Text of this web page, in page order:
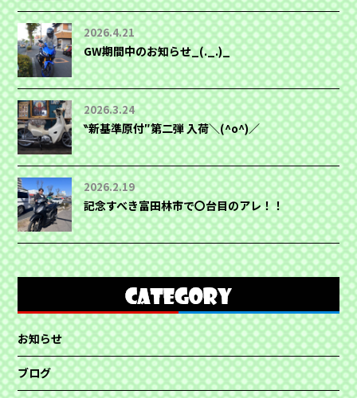
2026.4.21
GW期間中のお知らせ_(._.)_
2026.3.24
‶新基準原付″第二弾 入荷＼(^o^)／
2026.2.19
記念すべき富田林市で〇台目のアレ！！
お知らせ
ブログ